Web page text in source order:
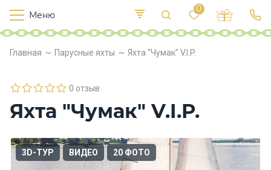
Главная Парусные яхты Яхта "Чумак" V.I.P.
0 отзыв
Яхта "Чумак" V.I.P.
3D-ТУР ВИДЕО 20 ФОТО
Меню
0
Т
е
о
о
ы
К
в
Р